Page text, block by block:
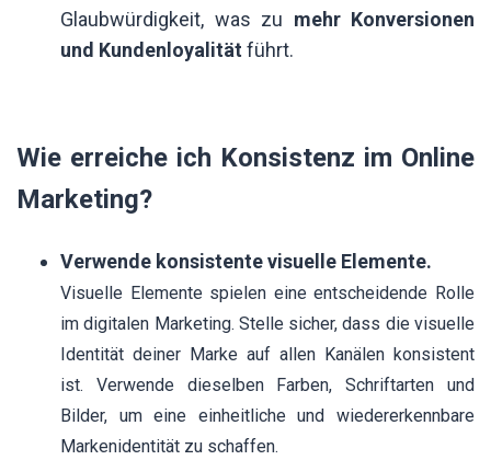
Glaubwürdigkeit, was zu mehr Konversionen
und Kundenloyalitätführt.
Wie erreiche ich Konsistenz im Online
Marketing?
Verwende konsistente visuelle Elemente.
Visuelle Elemente spielen eine entscheidende Rolle
im digitalen Marketing. Stelle sicher, dass die visuelle
Identität deiner Marke auf allen Kanälen konsistent
ist. Verwende dieselben Farben, Schriftarten und
Bilder, um eine einheitliche und wiedererkennbare
Markenidentität zu schaffen.